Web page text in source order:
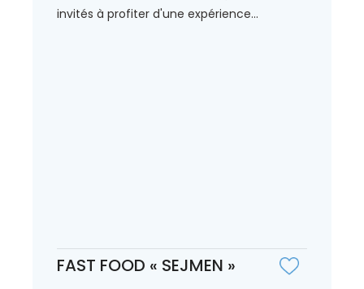
invités à profiter d'une expérience...
FAST FOOD « SEJMEN »